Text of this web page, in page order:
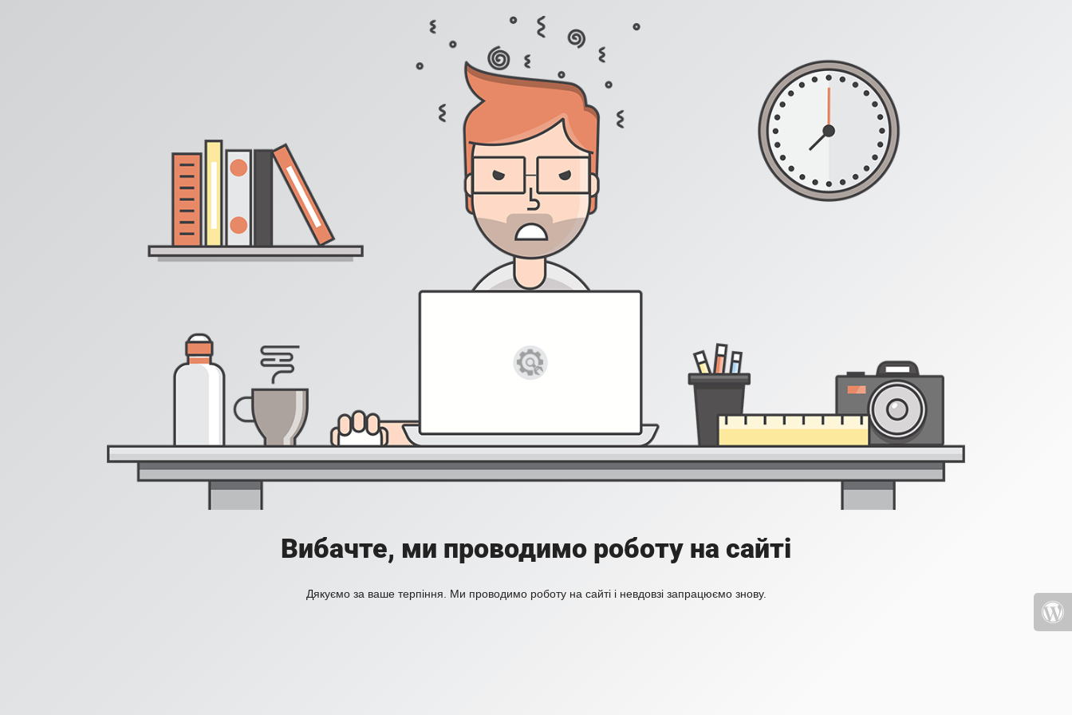
Вибачте, ми проводимо роботу на сайті
Дякуємо за ваше терпіння. Ми проводимо роботу на сайті і невдовзі запрацюємо знову.